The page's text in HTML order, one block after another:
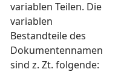
variablen Teilen. Die
variablen
Bestandteile des
Dokumentennamen
sind z. Zt. folgende: